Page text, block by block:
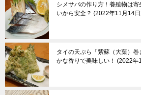
シメサバの作り方！養殖物は
いから安全？
2022年11月14日
タイの天ぷら「紫蘇（大葉）
かな香りで美味しい！
2022年